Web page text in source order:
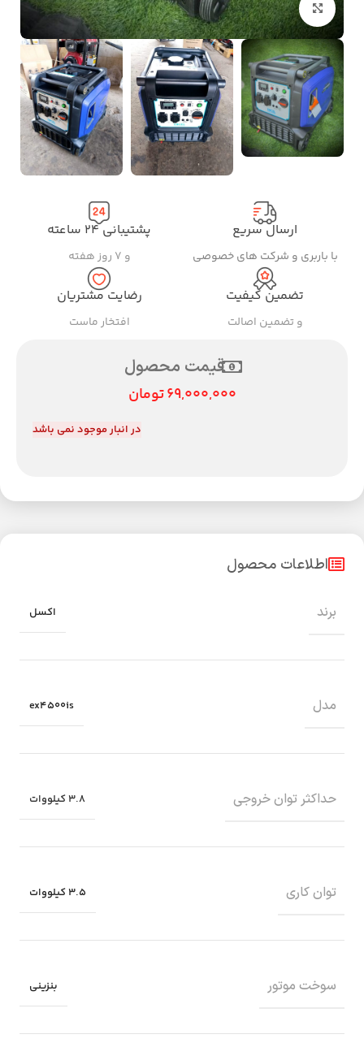
بزرگنمایی تصویر
ارسال سریع
با باربری و شرکت های خصوصی
پشتیبانی ۲۴ ساعته
و ۷ روز هفته
تضمین کیفیت
و تضمین اصالت
رضایت مشتریان
افتخار ماست
قیمت محصول
69,000,000تومان
در انبار موجود نمی باشد
اطلاعات محصول
برند اکسل
مدل ex4500is
حداکثر توان خروجی 3.8 کیلووات
توان کاری 3.5 کیلووات
سوخت موتور بنزینی